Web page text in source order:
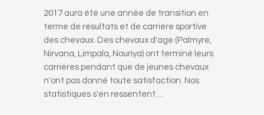
2017 aura été une année de transition en
terme de résultats et de carrière sportive
des chevaux. Des chevaux d'age (Palmyre,
Nirvana, Limpala, Nouriya) ont terminé leurs
carrières pendant que de jeunes chevaux
n'ont pas donné toute satisfaction. Nos
statistiques s'en ressentent